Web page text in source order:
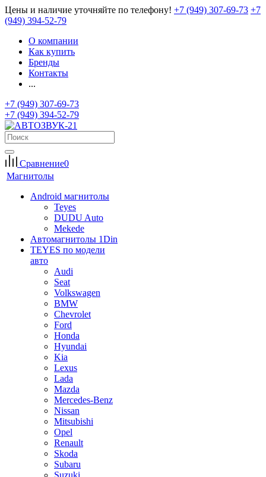
Цены и наличие уточняйте по телефону! +7 (949) 307-69-73 +7
(949) 394-52-79
О компании
Как купить
Бренды
Контакты
...
+7 (949) 307-69-73
+7 (949) 394-52-79
Сравнение0
Магнитолы
Android магнитолы
Teyes
DUDU Auto
Mekede
Автомагнитолы 1Din
TEYES по модели
авто
Audi
Seat
Volkswagen
BMW
Chevrolet
Ford
Honda
Hyundai
Kia
Lexus
Lada
Mazda
Mercedes-Benz
Nissan
Mitsubishi
Opel
Renault
Skoda
Subaru
Suzuki